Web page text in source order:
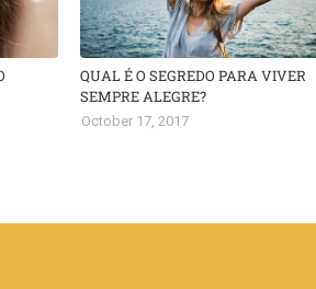
QUAL É O SEGREDO PARA VIVER
SEMPRE ALEGRE?
October 17, 2017